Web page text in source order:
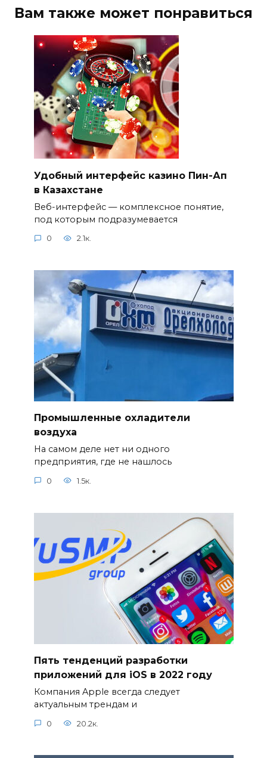
Вам также может понравиться
Удобный интерфейс казино Пин-Ап
в Казахстане
Веб-интерфейс — комплексное понятие,
под которым подразумевается
0 2.1к.
Промышленные охладители
воздуха
На самом деле нет ни одного
предприятия, где не нашлось
0 1.5к.
Пять тенденций разработки
приложений для iOS в 2022 году
Компания Apple всегда следует
актуальным трендам и
0 20.2к.